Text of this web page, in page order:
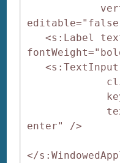
<s:Label
<s:TextInput
enter" />